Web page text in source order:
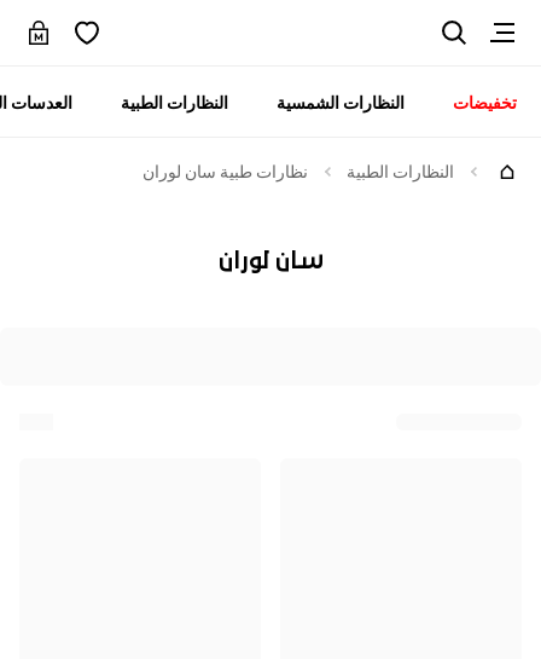
تخفيضات النظارات الشمسية النظارات الطبية العدسات
النظارات الطبية نظارات طبية سان لوران
سان لوران